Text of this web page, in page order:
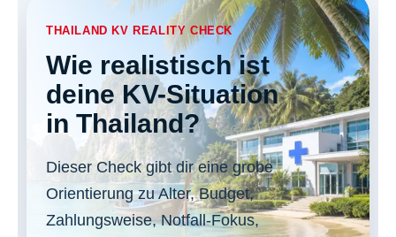
THAILAND KV REALITY CHECK
Wie realistisch ist
deine KV-Situation
in Thailand?
Dieser Check gibt dir eine grobe
Orientierung zu Alter, Budget,
Zahlungsweise, Notfall-Fokus,